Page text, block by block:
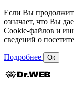
Если Вы
означает, что Вы
Cookie-файлов и
сведений о
Подробнее Ок